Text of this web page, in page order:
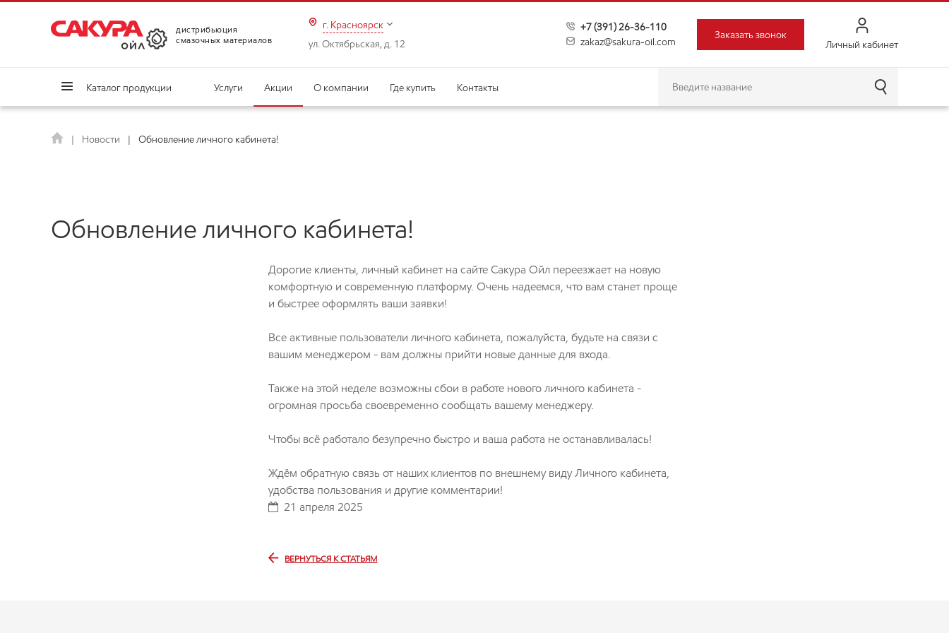
дистрибьюция
смазочных материалов
г. Красноярск
ул. Октябрьская, д. 12
+7 (391) 26-36-110
zakaz@sakura-oil.com
Заказать звонок
Личный кабинет
Каталог продукции Услуги Акции О компании Где купить Контакты
Новости Обновление личного кабинета!
Обновление личного кабинета!
Дорогие клиенты, личный кабинет на сайте Сакура Ойл переезжает на новую
комфортную и современную платформу. Очень надеемся, что вам станет проще
и быстрее оформлять ваши заявки!
Все активные пользователи личного кабинета, пожалуйста, будьте на связи с
вашим менеджером - вам должны прийти новые данные для входа.
Также на этой неделе возможны сбои в работе нового личного кабинета -
огромная просьба своевременно сообщать вашему менеджеру.
Чтобы всё работало безупречно быстро и ваша работа не останавливалась!
Ждём обратную связь от наших клиентов по внешнему виду Личного кабинета,
удобства пользования и другие комментарии!
21 апреля 2025
ВЕРНУТЬСЯ К СТАТЬЯМ